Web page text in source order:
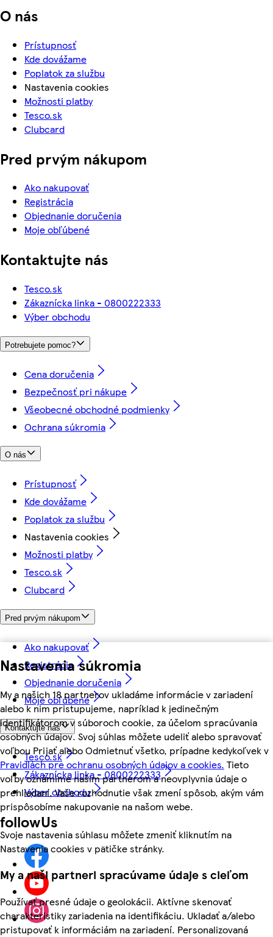
Nastavenia súkromia
My a našich 18 partnerov ukladáme informácie v zariadení
alebo k nim pristupujeme, napríklad k jedinečným
identifikátorom v súboroch cookie, za účelom spracúvania
osobných údajov. Svoj súhlas môžete udeliť alebo spravovať
voľbou Prijať alebo Odmietnuť všetko, prípadne kedykoľvek v
Pravidlách pre ochranu osobných údajov a cookies. Tieto
voľby oznámime našim partnerom a neovplyvnia údaje o
prehliadaní. Vaše rozhodnutie však zmení spôsob, akým vám
prispôsobíme nakupovanie na našom webe.
Svoje nastavenia súhlasu môžete zmeniť kliknutím na
Nastavenia cookies v pätičke stránky.
My a naši partneri spracúvame údaje s cieľom
Používať presné údaje o geolokácii. Aktívne skenovať
charakteristiky zariadenia na identifikáciu. Ukladať a/alebo
pristupovať k informáciám na zariadení. Personalizovaná
O nás
Prístupnosť
Kde dovážame
Poplatok za službu
Nastavenia cookies
Možnosti platby
Tesco.sk
Clubcard
Pred prvým nákupom
Ako nakupovať
Registrácia
Objednanie doručenia
Moje obľúbené
Kontaktujte nás
Tesco.sk
Zákaznícka linka - 0800222333
Výber obchodu
Potrebujete pomoc?
Cena doručenia
Bezpečnosť pri nákupe
Všeobecné obchodné podmienky
Ochrana súkromia
O nás
Prístupnosť
Kde dovážame
Poplatok za službu
Nastavenia cookies
Možnosti platby
Tesco.sk
Clubcard
Pred prvým nákupom
Ako nakupovať
Registrácia
Objednanie doručenia
Moje obľúbené
Kontaktujte nás
Tesco.sk
Zákaznícka linka - 0800222333
Výber obchodu
followUs